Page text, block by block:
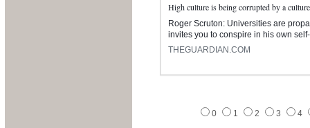
High culture is being corrupted by a
Roger Scruton: Universities are
invites you to conspire in his own
THEGUARDIAN.COM
0 1 2 3 4